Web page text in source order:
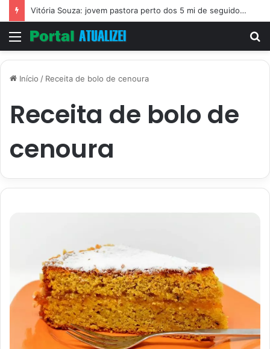
Vitória Souza: jovem pastora perto dos 5 mi de seguidores na web
Menu
Início / Receita de bolo de cenoura
Receita de bolo de
cenoura